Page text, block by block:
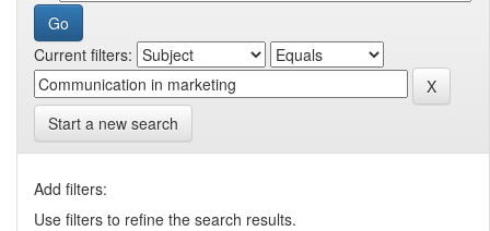
Current filters:
Start a new search
Add filters:
Use filters to refine the search results.